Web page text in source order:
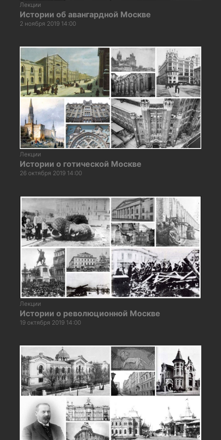
Лекции
Истории об авангардной Москве
2 ноября 2019 14:00
Лекции
Истории о готической Москве
26 октября 2019 14:00
Лекции
Истории о революционной Москве
19 октября 2019 14:00